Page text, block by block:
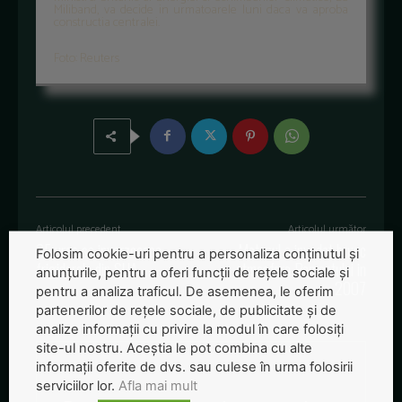
Articolul precedent
GE vrea sa inverzeasca
frigiderele din SUA
Articolul următor
Metanul a invadat brusc
atmosfera Pamantului in
2007
Folosim cookie-uri pentru a personaliza conținutul și
anunțurile, pentru a oferi funcții de rețele sociale și
pentru a analiza traficul. De asemenea, le oferim
partenerilor de rețele sociale, de publicitate și de
analize informații cu privire la modul în care folosiți
site-ul nostru. Aceștia le pot combina cu alte
informații oferite de dvs. sau culese în urma folosirii
serviciilor lor. Afla mai mult